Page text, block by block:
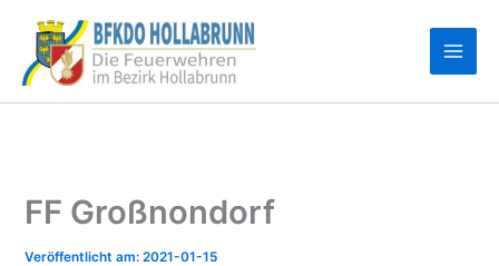
Inhalt
springen
FF Großnondorf
2021-01-15